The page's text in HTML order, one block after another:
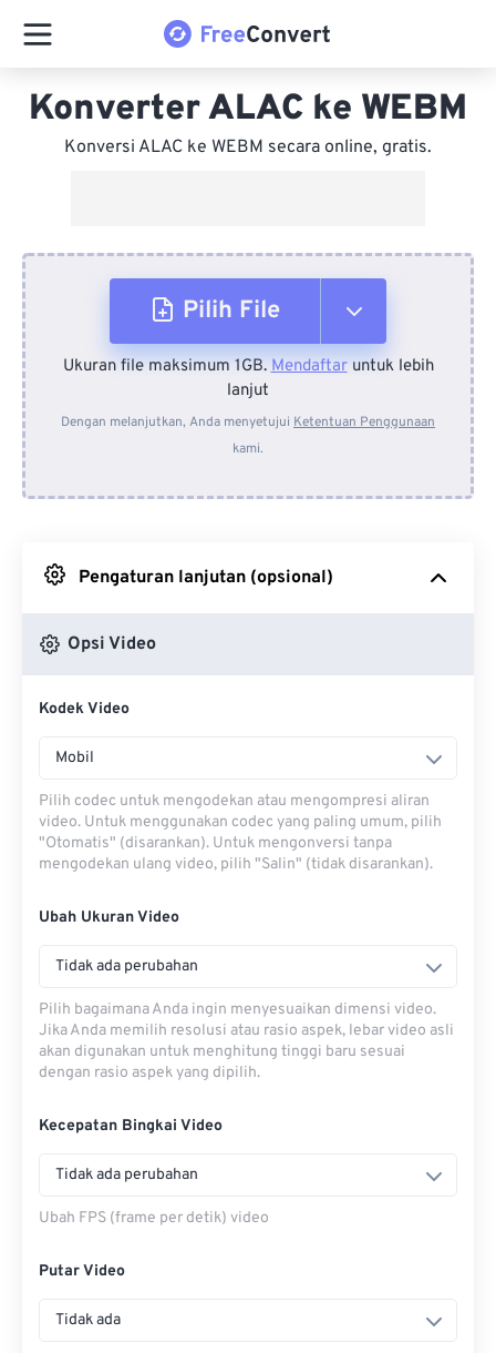
Konverter ALAC ke WEBM
Konversi ALAC ke WEBM secara online, gratis.
Pilih File
Dari Perangkat
Dari Dropbox
Ukuran file maksimum 1GB.Mendaftaruntuk lebih
lanjut
Dengan melanjutkan, Anda menyetujui Ketentuan Penggunaan
kami.
Pengaturan lanjutan (opsional)
Opsi Video
Kodek Video
Mobil
Pilih codec untuk mengodekan atau mengompresi aliran
video. Untuk menggunakan codec yang paling umum, pilih
"Otomatis" (disarankan). Untuk mengonversi tanpa
mengodekan ulang video, pilih "Salin" (tidak disarankan).
Ubah Ukuran Video
Tidak ada perubahan
Pilih bagaimana Anda ingin menyesuaikan dimensi video.
Jika Anda memilih resolusi atau rasio aspek, lebar video asli
akan digunakan untuk menghitung tinggi baru sesuai
dengan rasio aspek yang dipilih.
Kecepatan Bingkai Video
Tidak ada perubahan
Ubah FPS (frame per detik) video
Putar Video
Tidak ada